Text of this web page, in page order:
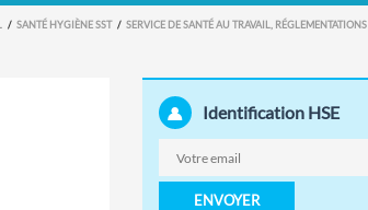
SANTÉ HYGIÈNE SST SERVICE DE SANTÉ AU TRAVAIL, RÉGLEMENTATIONS
Identification HSE
ENVOYER